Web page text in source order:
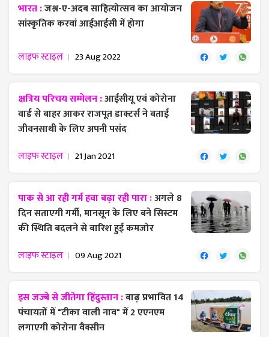
भारत :जश्न-ए-अदब साहित्योत्सव का आयोजन
सांस्कृतिक करवां आईआईसी में होगा
लाइफ स्टाइल 23 Aug 2022
क्षत्रिय परिचय सम्मेलन :आईसीयू एवं कोरोना
वार्ड से बाहर आकर राजपूत डाक्टर्स ने बताई
जीवनसाथी के लिए अपनी पसंद
लाइफ स्टाइल 21 Jan 2021
पाक से आ रही गर्म हवा बढ़ा रही पारा :अगले 8
दिन सताएगी गर्मी, मानसून के लिए बने सिस्टम
की स्थिति बदलने से बारिश हुई कमजोर
लाइफ स्टाइल 09 Aug 2021
इस जज्बे से जीतेगा हिंदुस्तान :बाढ़ प्रभावित 14
पंचायतों में "टीका वाली नाव" में 2 एएनएम
लगाएगी कोरोना वैक्सीन